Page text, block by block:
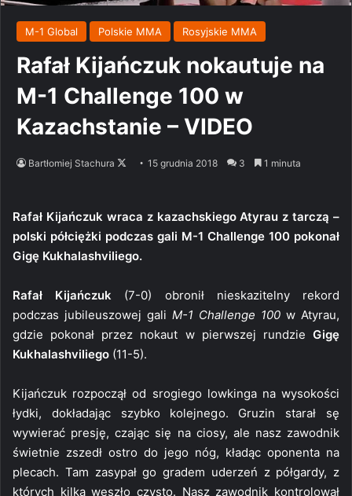
M-1 Global Polskie MMA Rosyjskie MMA
Rafał Kijańczuk nokautuje na
M-1 Challenge 100 w
Kazachstanie – VIDEO
Bartłomiej Stachura
Follow15 grudnia 2018 3 1 minuta
Rafał Kijańczuk wraca z kazachskiego Atyrau z tarczą –
polski półciężki podczas gali M-1 Challenge 100 pokonał
Gigę Kukhalashviliego.
Rafał Kijańczuk (7-0) obronił nieskazitelny rekord
podczas jubileuszowej gali M-1 Challenge 100 w Atyrau,
gdzie pokonał przez nokaut w pierwszej rundzie Gigę
Kukhalashviliego (11-5).
Kijańczuk rozpoczął od srogiego lowkinga na wysokości
łydki, dokładając szybko kolejnego. Gruzin starał sę
wywierać presję, czając się na ciosy, ale nasz zawodnik
świetnie zszedł ostro do jego nóg, kładąc oponenta na
plecach. Tam zasypał go gradem uderzeń z półgardy, z
których kilka weszło czysto. Nasz zawodnik kontrolował